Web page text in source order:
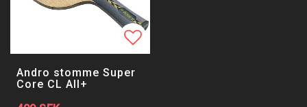
Lägg till i favoritlistan
Andro stomme Super
Core CL All+